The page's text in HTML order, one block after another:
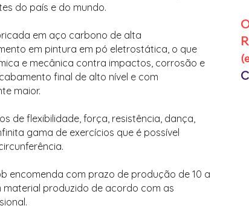
do país e do mundo.
em aço carbono de alta
em pintura em pó eletrostática, o que
e mecânica contra impactos, corrosão e
final de alto nível e com
maior.
de flexibilidade, força, resistência, dança,
gama de exercícios que é possível
encomenda com prazo de produção de 10 a
material produzido de acordo com as